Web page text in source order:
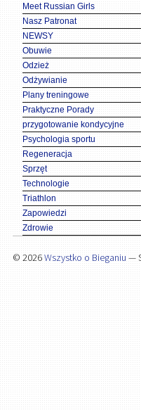
Meet Russian Girls
Nasz Patronat
NEWSY
Obuwie
Odzież
Odżywianie
Plany treningowe
Praktyczne Porady
przygotowanie kondycyjne
Psychologia sportu
Regeneracja
Sprzęt
Technologie
Triathlon
Zapowiedzi
Zdrowie
© 2026Wszystko o Bieganiu —